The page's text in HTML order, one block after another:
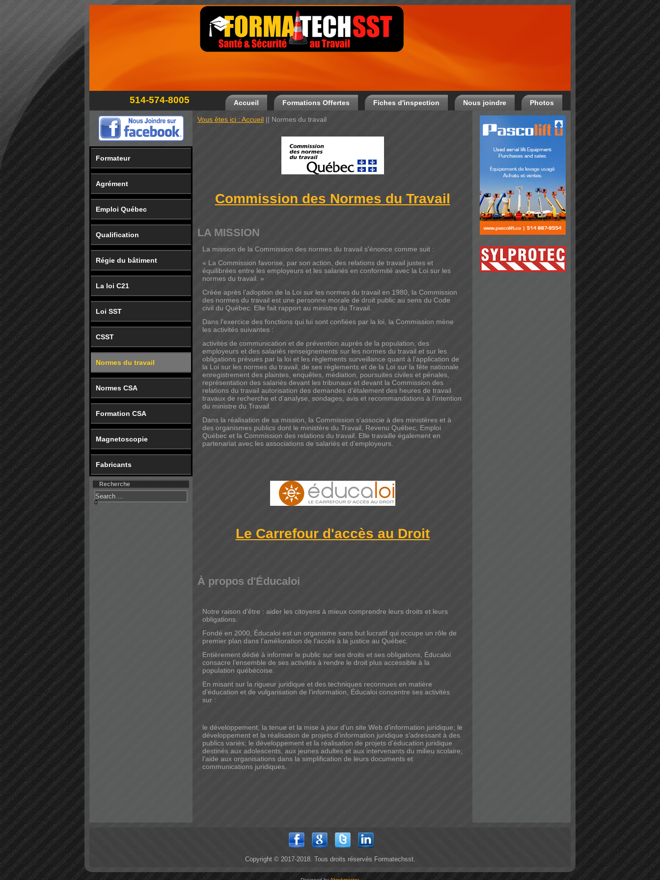
Accueil Formations Offertes Fiches d'inspection Nous joindre Photos
514-574-8005
Formateur
Agrément
Emploi Québec
Qualification
Régie du bâtiment
La loi C21
Loi SST
CSST
Normes du travail
Normes CSA
Formation CSA
Magnetoscopie
Fabricants
Recherche
0
Vous êtes ici : Accueil || Normes du travail
Commission des Normes du Travail
LA MISSION
La mission de la Commission des normes du travail s'énonce comme suit :
« La Commission favorise, par son action, des relations de travail justes et
équilibrées entre les employeurs et les salariés en conformité avec la Loi sur les
normes du travail. »
Créée après l’adoption de la Loi sur les normes du travail en 1980, la Commission
des normes du travail est une personne morale de droit public au sens du Code
civil du Québec. Elle fait rapport au ministre du Travail.
Dans l'exercice des fonctions qui lui sont confiées par la loi, la Commission mène
les activités suivantes :
activités de communication et de prévention auprès de la population, des
employeurs et des salariés renseignements sur les normes du travail et sur les
obligations prévues par la loi et les règlements surveillance quant à l’application de
la Loi sur les normes du travail, de ses règlements et de la Loi sur la fête nationale
enregistrement des plaintes, enquêtes, médiation, poursuites civiles et pénales,
représentation des salariés devant les tribunaux et devant la Commission des
relations du travail autorisation des demandes d’étalement des heures de travail
travaux de recherche et d’analyse, sondages, avis et recommandations à l’intention
du ministre du Travail.
Dans la réalisation de sa mission, la Commission s'associe à des ministères et à
des organismes publics dont le ministère du Travail, Revenu Québec, Emploi
Québec et la Commission des relations du travail. Elle travaille également en
partenariat avec les associations de salariés et d’employeurs.
Le Carrefour d'accès au Droit
À propos d'Éducaloi
Notre raison d’être : aider les citoyens à mieux comprendre leurs droits et leurs
obligations.
Fondé en 2000, Éducaloi est un organisme sans but lucratif qui occupe un rôle de
premier plan dans l’amélioration de l’accès à la justice au Québec.
Entièrement dédié à informer le public sur ses droits et ses obligations, Éducaloi
consacre l’ensemble de ses activités à rendre le droit plus accessible à la
population québécoise.
En misant sur la rigueur juridique et des techniques reconnues en matière
d’éducation et de vulgarisation de l’information, Éducaloi concentre ses activités
sur :
le développement, la tenue et la mise à jour d’un site Web d’information juridique; le
développement et la réalisation de projets d’information juridique s’adressant à des
publics variés; le développement et la réalisation de projets d’éducation juridique
destinés aux adolescents, aux jeunes adultes et aux intervenants du milieu scolaire;
l’aide aux organisations dans la simplification de leurs documents et
communications juridiques.
Copyright © 2017-2018. Tous droits réservés Formatechsst.